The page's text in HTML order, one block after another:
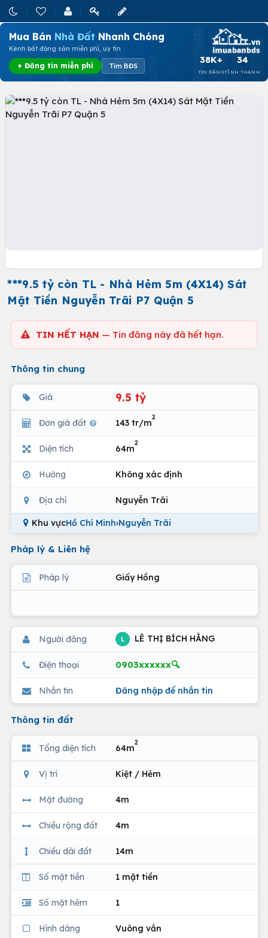
Mua Bán Nhà Đất Nhanh Chóng
Kênh bất động sản miễn phí, uy tín
+ Đăng tin miễn phí Tìm BĐS
38K+
TIN ĐĂNG
34
TỈNH THÀNH
***9.5 tỷ còn TL - Nhà Hẻm 5m (4X14) Sát
Mặt Tiền Nguyễn Trãi P7 Quận 5
TIN HẾT HẠN — Tin đăng này đã hết hạn.
Thông tin chung
Giá 9.5 tỷ
Đơn giá đất 143 tr/m
2
Diện tích 64m
2
Hướng Không xác định
Địa chỉ Nguyễn Trãi
Khu vựcHồ Chí Minh›Nguyễn Trãi
Pháp lý & Liên hệ
Pháp lý Giấy Hồng
Người đăng L LÊ THỊ BÍCH HẰNG
Điện thoại 0903xxxxxx🔍
Nhắn tin Đăng nhập để nhắn tin
Thông tin đất
Tổng diện tích 64m
2
Vị trí Kiệt / Hẻm
Mặt đường 4m
Chiều rộng đất 4m
Chiều dài đất 14m
Số mặt tiền 1 mặt tiền
Số mặt hẻm 1
Hình dáng Vuông vắn